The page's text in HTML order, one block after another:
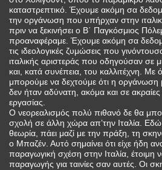
καταστρεπτικό. Έχουμε ακόμη σα
την οργάνωση που υπήρχαν στην
πριν να ξεκινήσει ο Β΄ Παγκόσμιος
προαναφέραμε. Έχουμε ακόμη σα
τις ιδεολογικές ζυμώσεις που
ιταλικής αριστεράς που οδηγούσαν σε
και, κατά συνέπεια, του καλλιτέχνη. Με
μπορούμε να δεχτούμε ότι η οργάνωση
δεν ήταν αδύνατη, ακόμα και σε
εργασίας.
Ο νεορεαλισμός πολύ πιθανό δε θα
σχολή σε άλλη χώρα απ’την Ιταλία. Εδώ
θεωρία, πάει μαζί με την πράξη, τη
ο Μπαζέν. Αυτό σημαίνει ότι είχε ήδη
παραγωγική σχέση στην Ιταλία, έτοιμη
παραγωγής για ταινίες σαν αυτές. Οι